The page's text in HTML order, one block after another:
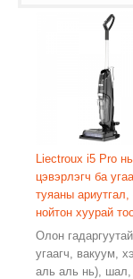
Liectroux i5 Pro
цэвэрлэгч ба
туяаны
нойтон хуурай
Олон
угаагч, вакуум,
аль аль нь), шал,